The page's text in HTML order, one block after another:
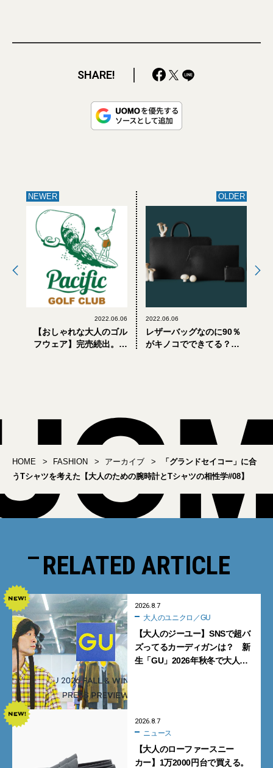
SHARE!
NEWER
2022.06.06
【おしゃれな大人のゴル
フウェア】完売続出。鎌
OLDER
2022.06.06
レザーバッグなのに90％
がキノコでできてる？
HOME FASHION アーカイブ
「グランドセイコー」に合
うTシャツを考えた【大人のための腕時計とTシャツの相性学#08】
RELATED ARTICLE
2026.8.7
大人のユニクロ／GU
【大人のジーユー】SNSで超バ
ズってるカーディガンは？ 新
生「GU」2026年秋冬で大人メ
2026.8.7
ニュース
【大人のローファースニー
カー】1万2000円台で買える。